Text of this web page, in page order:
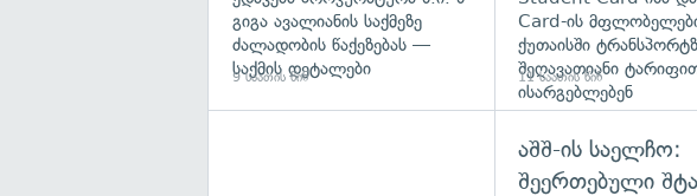
გიგა ავალიანის საქმეზე
ძალადობის წაქეზებას —
საქმის დეტალები
9 საათის წინ
Card-ის
ქუთაისში
შეღავათიანი
ისარგებლებენ
11 საათის წინ
აშშ-ის საელჩო:
შეერთებული